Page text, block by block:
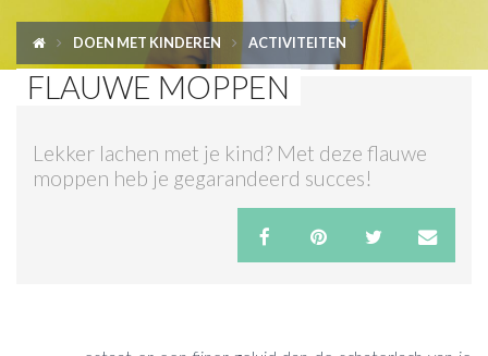
SHOPS
DOEN MET KINDEREN ACTIVITEITEN
FLAUWE MOPPEN
Lekker lachen met je kind? Met deze flauwe
moppen heb je gegarandeerd succes!